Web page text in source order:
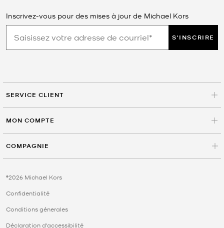
Inscrivez-vous pour des mises à jour de Michael Kors
S'INSCRIRE
SERVICE CLIENT
MON COMPTE
COMPAGNIE
©2026 Michael Kors
Confidentialité
Conditions génerales
Déclaration d'accessibilité